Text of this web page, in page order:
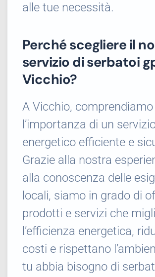
alle tue necessità.
Perché scegliere il
servizio di serbatoi
Vicchio?
A Vicchio, comprendiamo
l’importanza di un
energetico efficiente e
Grazie alla nostra
alla conoscenza delle
locali, siamo in grado di
prodotti e servizi che
l’efficienza energetica,
costi e rispettano
tu abbia bisogno di